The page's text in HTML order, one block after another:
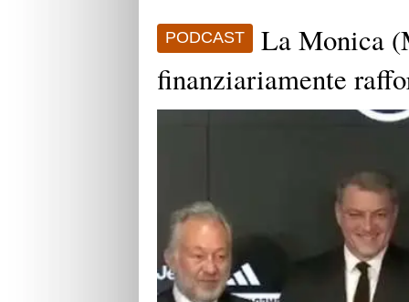
PODCAST
La Monica
finanziariamente